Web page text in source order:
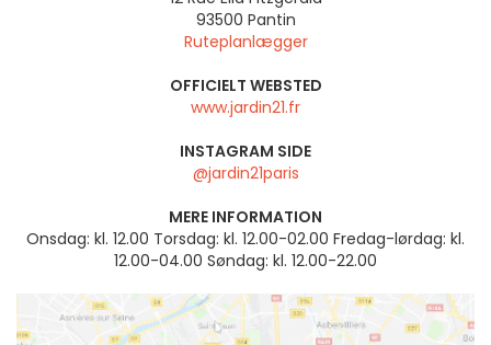
93500 Pantin
Ruteplanlægger
OFFICIELT WEBSTED
www.jardin21.fr
INSTAGRAM SIDE
@jardin21paris
MERE INFORMATION
Onsdag: kl. 12.00 Torsdag: kl. 12.00-02.00 Fredag-lørdag: kl.
12.00-04.00 Søndag: kl. 12.00-22.00